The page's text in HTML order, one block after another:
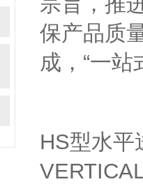
保产品质量
成，“一
HS型水平